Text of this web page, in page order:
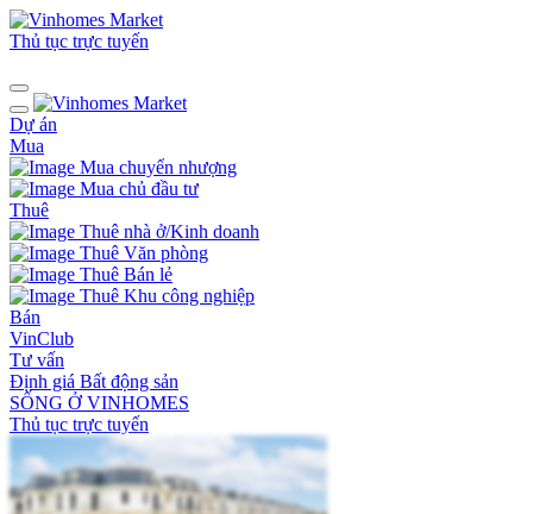
Thủ tục trực tuyến
Dự án
Mua
Mua chuyển nhượng
Mua chủ đầu tư
Thuê
Thuê nhà ở/Kinh doanh
Thuê Văn phòng
Thuê Bán lẻ
Thuê Khu công nghiệp
Bán
VinClub
Tư vấn
Định giá Bất động sản
SỐNG Ở VINHOMES
Thủ tục trực tuyến